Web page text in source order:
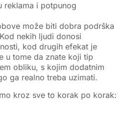
reklama i potpunog
može biti dobra podrška
nekih ljudi donosi
kod drugih efekat je
u tome da znate koji tip
obliku, s kojim dodatnim
ga realno treba uzimati.
kroz sve to korak po korak: